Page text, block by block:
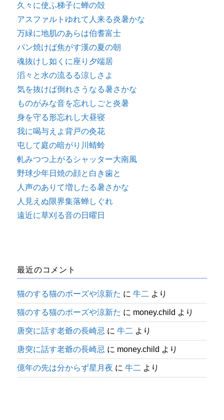
久々に使ふ梯子に蝉の殻
アスファルトゆれて人来る炎暑かな
万緑に地肌のあらは伯耆富士
パン焼けば焦がす漢の夏の朝
魂抜けし如くに座り夕端居
滔々と水の流るる涼しさよ
気を抜けば倒れさうなる暑さかな
ものがみな音を忘れしごと炎暑
身を守る形忘れし大昼寝
我に喝与えよ背戸の灸花
屯して庭の暗がり川蜻蛉
軋みつつ上がるシャッター大南風
野球少年日焼の顔と白き歯と
人声のありて増したる暑さかな
人見えぬ限界集落蝉しぐれ
遠近に草刈る音の日曜日
最近のコメント
猫のする猫のポーズや涼新た に牛二 より
猫のする猫のポーズや涼新た に money.child より
唐突に話す老爺の長崎忌 に牛二 より
唐突に話す老爺の長崎忌 に money.child より
億年の先は分からず星月夜 に牛二 より